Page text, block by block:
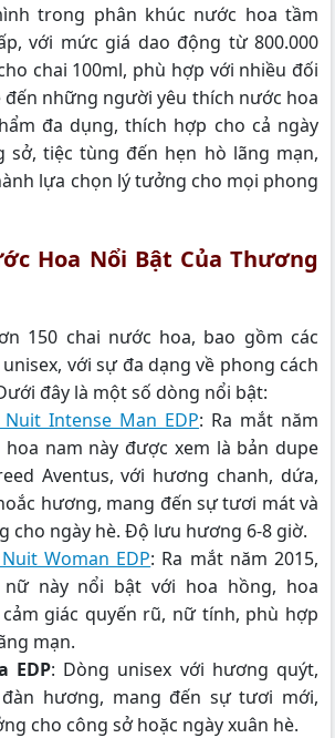
trong phân khúc nước hoa tầm
với mức giá dao động từ 800.000
chai 100ml, phù hợp với nhiều đối
những người yêu thích nước hoa
đa dụng, thích hợp cho cả ngày
sở, tiệc tùng đến hẹn hò lãng mạn,
lựa chọn lý tưởng cho mọi phong
Hoa Nổi Bật Của Thương
150 chai nước hoa, bao gồm các
với sự đa dạng về phong cách
đây là một số dòng nổi bật:
Intense Man EDP: Ra mắt năm
nam này được xem là bản dupe
Aventus, với hương chanh, dứa,
hương, mang đến sự tươi mát và
cho ngày hè. Độ lưu hương 6-8 giờ.
Woman EDP: Ra mắt năm 2015,
này nổi bật với hoa hồng, hoa
giác quyến rũ, nữ tính, phù hợp
mạn.
EDP: Dòng unisex với hương quýt,
hương, mang đến sự tươi mới,
cho công sở hoặc ngày xuân hè.